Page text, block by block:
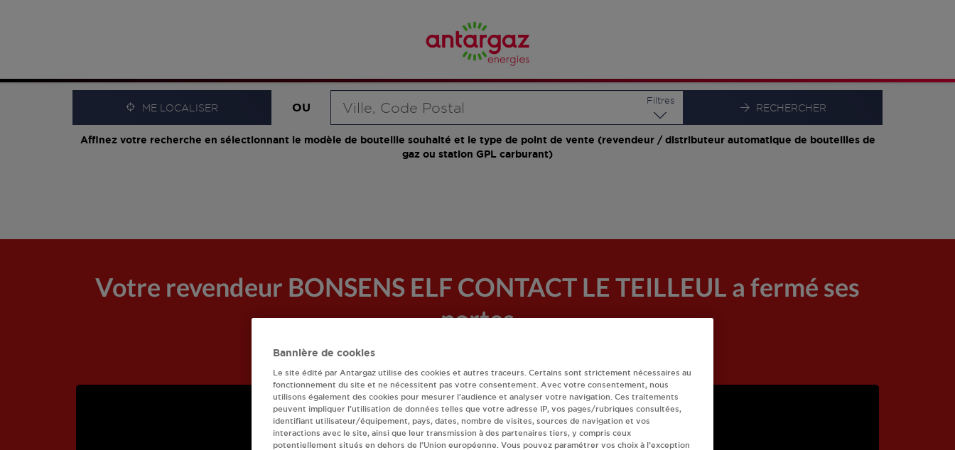
ME LOCALISER OU
Filtres
RECHERCHER
Affinez votre recherche en sélectionnant le modèle de bouteille souhaité et le type de point de vente (revendeur / distributeur automatique de bouteilles de
gaz ou station GPL carburant)
Votre revendeur BONSENS ELF CONTACT LE TEILLEUL a fermé ses
portes
Retrouvez nos revendeurs les plus proches !
Bannière de cookies
Le site édité par Antargaz utilise des cookies et autres traceurs. Certains sont strictement nécessaires au
fonctionnement du site et ne nécessitent pas votre consentement. Avec votre consentement, nous
utilisons également des cookies pour mesurer l’audience et analyser votre navigation. Ces traitements
peuvent impliquer l’utilisation de données telles que votre adresse IP, vos pages/rubriques consultées,
identifiant utilisateur/équipement, pays, dates, nombre de visites, sources de navigation et vos
interactions avec le site, ainsi que leur transmission à des partenaires tiers, y compris ceux
potentiellement situés en dehors de l’Union européenne. Vous pouvez paramétrer vos choix à l’exception